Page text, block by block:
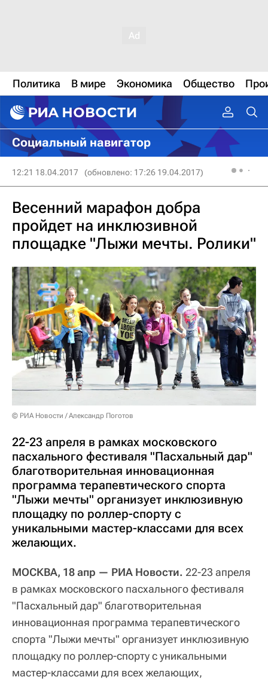
Политика В мире Экономика Общество
Социальный навигатор
12:21 18.04.2017 (обновлено: 17:26 19.04.2017)
Весенний марафон добра
пройдет на инклюзивной
площадке "Лыжи мечты. Ролики"
© РИА Новости / Александр Поготов
22-23 апреля в рамках московского
пасхального фестиваля "Пасхальный дар"
благотворительная инновационная
программа терапевтического спорта
"Лыжи мечты" организует инклюзивную
площадку по роллер-спорту с
уникальными мастер-классами для всех
желающих.
МОСКВА, 18 апр — РИА Новости. 22-23 апреля
в рамках московского пасхального фестиваля
"Пасхальный дар" благотворительная
инновационная программа терапевтического
спорта "Лыжи мечты" организует инклюзивную
площадку по роллер-спорту с уникальными
мастер-классами для всех желающих,